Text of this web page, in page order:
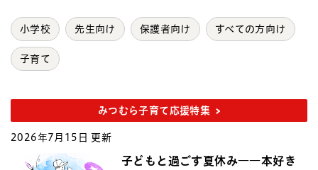
小学校 先生向け 保護者向け すべての方向け
子育て
みつむら子育て応援特集
2026年7月15日 更新
子どもと過ごす夏休み――本好き